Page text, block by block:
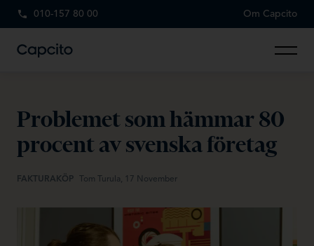
010-157 80 00 Om Capcito
Problemet som hämmar 80
procent av svenska företag
FAKTURAKÖP Tom Turula, 17 November